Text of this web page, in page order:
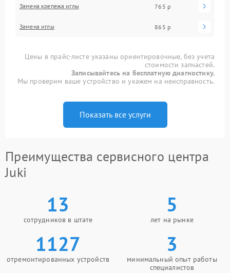
Замена крепежа иглы 765 р
Замена иглы 865 р
Цены в прайс-листе указаны ориентировочные, без учета
стоимости запчастей.
Записывайтесь на бесплатную диагностику.
Мы проверим ваше устройство и укажем на неисправность.
Показать все услуги
Преимущества сервисного центра
Juki
13
сотрудников в штате
5
лет на рынке
1127
отремонтированных устройств
3
минимальный опыт работы
специалистов